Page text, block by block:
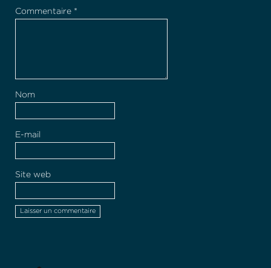
Commentaire *
Nom
E-mail
Site web